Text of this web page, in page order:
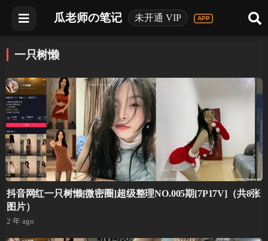
瓜老师の笔记 未开通 VIP
一只树懒
抖音网红一只树懒[微密圈]超级整理NO.005期[7P17V]（共8张
图片）
2 年 ago